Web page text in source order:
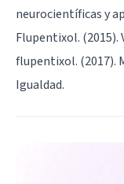
neurocientíficas y
Flupentixol. (2015).
flupentixol. (2017).
Igualdad.